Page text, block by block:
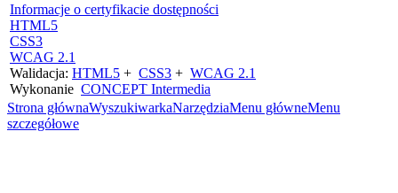
Informacje o certyfikacie dostępności
HTML5
CSS3
WCAG 2.1
Walidacja: HTML5 + CSS3 + WCAG 2.1
Wykonanie CONCEPT Intermedia
Strona głównaWyszukiwarkaNarzędziaMenu główneMenu
szczegółowe